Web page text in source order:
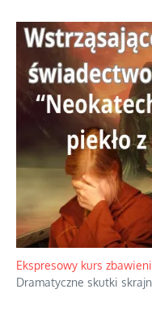
Ekspresowy kurs
Dramatyczne skutki